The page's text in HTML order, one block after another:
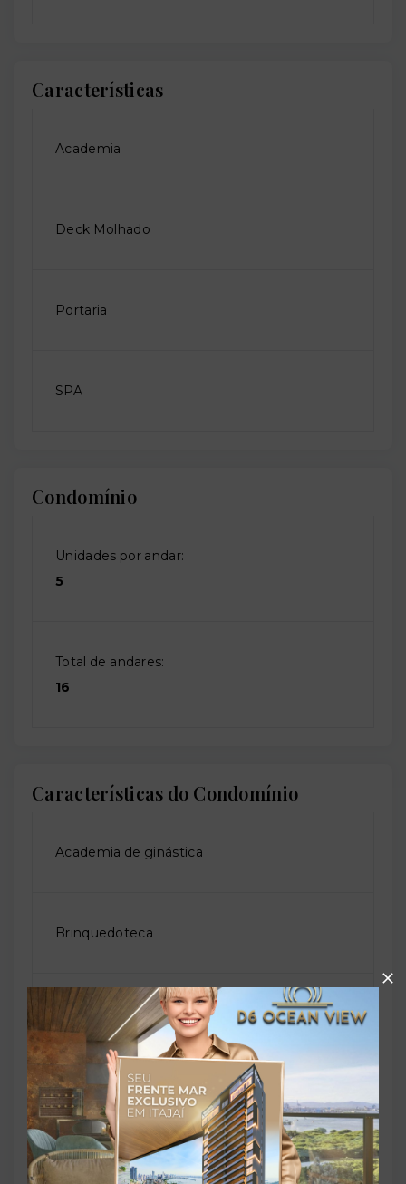
Características
Academia
Deck Molhado
Portaria
SPA
Condomínio
Unidades por andar:
5
Total de andares:
16
Características do Condomínio
Academia de ginástica
Brinquedoteca
Coworking
Elevador social
Piscina adulto